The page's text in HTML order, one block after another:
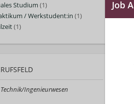
Studium (1)
/ Werkstudent:in (1)
(1)
Technik/Ingenieurwesen